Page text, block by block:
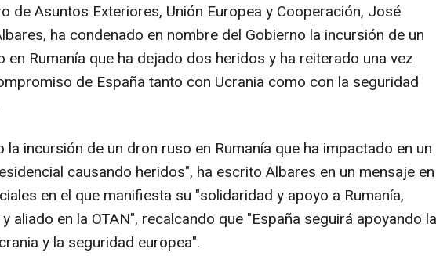
de Asuntos Exteriores, Unión Europea y Cooperación, José
ha condenado en nombre del Gobierno la incursión de un
en Rumanía que ha dejado dos heridos y ha reiterado una vez
de España tanto con Ucrania como con la seguridad
la incursión de un dron ruso en Rumanía que ha impactado en un
causando heridos", ha escrito Albares en un mensaje en
en el que manifiesta su "solidaridad y apoyo a Rumanía,
aliado en la OTAN", recalcando que "España seguirá apoyando la
y la seguridad europea".